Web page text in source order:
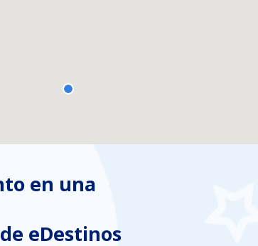
en una
eDestinos